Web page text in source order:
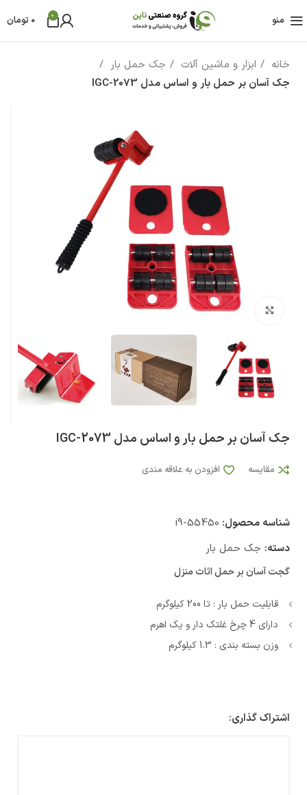
منو 0
0 تومان
خانه ابزار و ماشین آلات
جک حمل بار
جک آسان بر حمل بار و اساس مدل IGC-2073
بزرگنمایی تصویر
جک آسان بر حمل بار و اساس مدل IGC-2073
مقایسه افزودن به علاقه مندی
شناسه محصول: i9-55450
دسته: جک حمل بار
گجت آسان بر حمل اثاث منزل
قابلیت حمل بار : تا 200 کیلوگرم
دارای 4 چرخ غلتک دار و یک اهرم
وزن بسته بندی : 1.3 کیلوگرم
اشتراک گذاری: